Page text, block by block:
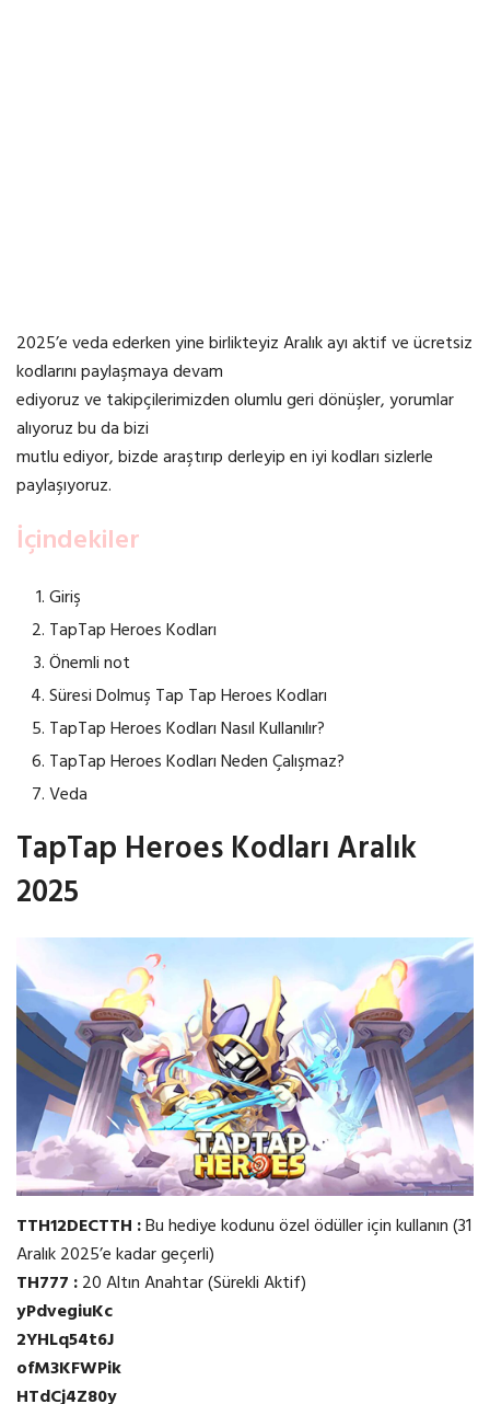
2025’e veda ederken yine birlikteyiz Aralık ayı aktif ve ücretsiz
kodlarını paylaşmaya devam
ediyoruz ve takipçilerimizden olumlu geri dönüşler, yorumlar
alıyoruz bu da bizi
mutlu ediyor, bizde araştırıp derleyip en iyi kodları sizlerle
paylaşıyoruz.
İçindekiler
Giriş
TapTap Heroes Kodları
Önemli not
Süresi Dolmuş Tap Tap Heroes Kodları
TapTap Heroes Kodları Nasıl Kullanılır?
TapTap Heroes Kodları Neden Çalışmaz?
Veda
TapTap Heroes Kodları Aralık
2025
TTH12DECTTH :Bu hediye kodunu özel ödüller için kullanın (31
Aralık 2025’e kadar geçerli)
TH777 :20 Altın Anahtar (Sürekli Aktif)
yPdvegiuKc
2YHLq54t6J
ofM3KFWPik
HTdCj4Z80y